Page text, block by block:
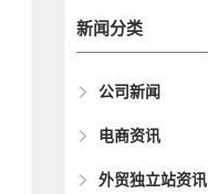
新闻分类
公司新闻
电商资讯
外贸独立站资讯